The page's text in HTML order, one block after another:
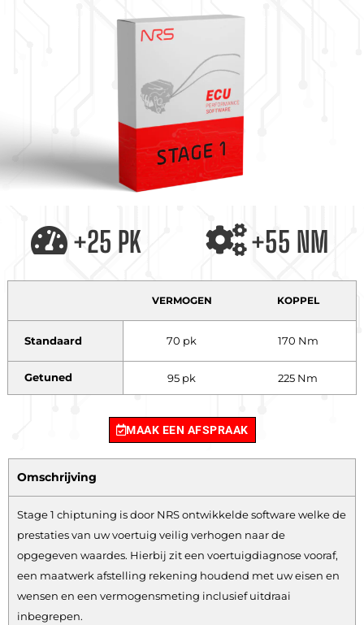
+25 PK +55 NM
VERMOGEN KOPPEL
Standaard 70 pk 170 Nm
Getuned 95 pk 225 Nm
MAAK EEN AFSPRAAK
Omschrijving
Stage 1 chiptuning is door NRS ontwikkelde software welke de
prestaties van uw voertuig veilig verhogen naar de
opgegeven waardes. Hierbij zit een voertuigdiagnose vooraf,
een maatwerk afstelling rekening houdend met uw eisen en
wensen en een vermogensmeting inclusief uitdraai
inbegrepen.